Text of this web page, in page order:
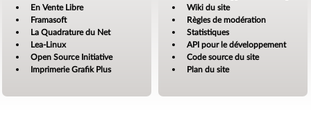
En Vente Libre
Framasoft
La Quadrature du Net
Lea-Linux
Open Source Initiative
Imprimerie Grafik Plus
Wiki du site
Règles de modération
Statistiques
API pour le développement
Code source du site
Plan du site